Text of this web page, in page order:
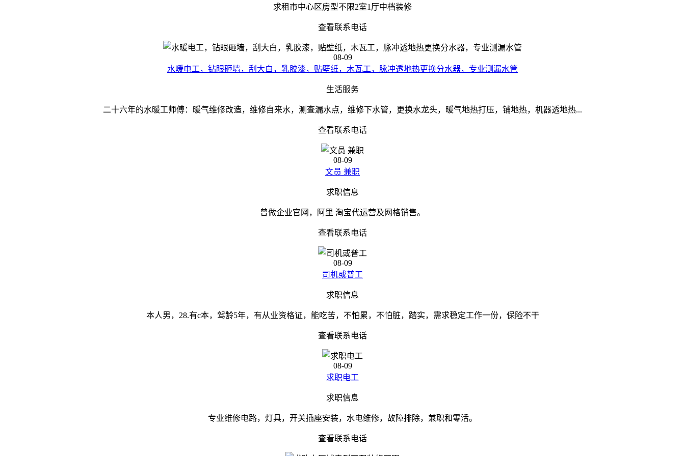
求租市中心区房型不限2室1厅中档装修
查看联系电话
08-09
水暖电工，钻眼砸墙，刮大白，乳胶漆，贴壁纸，木瓦工，脉冲透地热更换分水器，专业测漏水管
生活服务
二十六年的水暖工师傅：暖气维修改造，维修自来水，测查漏水点，维修下水管，更换水龙头，暖气地热打压，铺地热，机器透地热...
查看联系电话
08-09
文员 兼职
求职信息
曾做企业官网，阿里 淘宝代运营及网格销售。
查看联系电话
08-09
司机或普工
求职信息
本人男，28.有c本，驾龄5年，有从业资格证，能吃苦，不怕累，不怕脏，踏实，需求稳定工作一份，保险不干
查看联系电话
08-09
求职电工
求职信息
专业维修电路，灯具，开关插座安装，水电维修，故障排除，兼职和零活。
查看联系电话